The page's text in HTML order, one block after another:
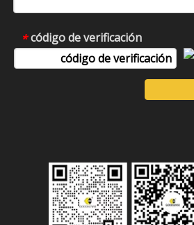
* código de verificación